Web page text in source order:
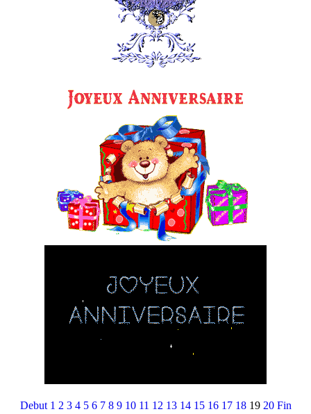
Debut 1 2 3 4 5 6 7 8 9 10 11 12 13 14 15 16 17 18 19 20 Fin